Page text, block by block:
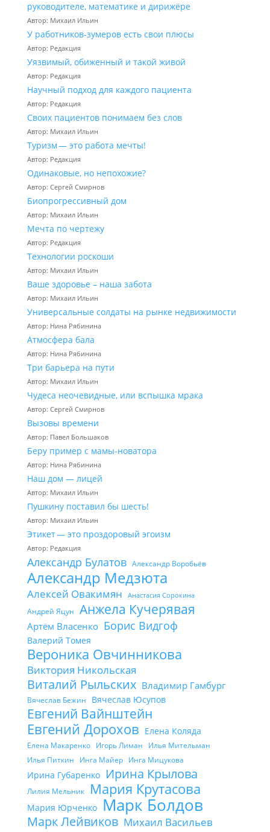
руководителе, математике и дирижёре
Автор: Михаил Ильин
У работников‑зумеров есть свои плюсы
Автор: Редакция
Уязвимый, обиженный и такой живой
Автор: Редакция
Научный подход для каждого пациента
Автор: Редакция
Своих пациентов понимаем без слов
Автор: Михаил Ильин
Туризм — это работа мечты!
Автор: Редакция
Одинаковые, но непохожие?
Автор: Сергей Смирнов
Биопрогрессивный дом
Автор: Михаил Ильин
Мечта по чертежу
Автор: Редакция
Технологии роскоши
Автор: Михаил Ильин
Ваше здоровье – наша забота
Автор: Михаил Ильин
Универсальные солдаты на рынке недвижимости
Автор: Нина Рябинина
Атмосфера бала
Автор: Нина Рябинина
Три барьера на пути
Автор: Михаил Ильин
Чудеса неочевидные, или вспышка мрака
Автор: Сергей Смирнов
Вызовы времени
Автор: Павел Большаков
Беру пример с мамы-новатора
Автор: Нина Рябинина
Наш дом — лицей
Автор: Михаил Ильин
Пушкину поставил бы шесть!
Автор: Михаил Ильин
Этикет — это проздоровый эгоизм
Автор: Редакция
Александр Булатов Александр Воробьёв
Александр Медзюта
Алексей Овакимян Анастасия Сорокина
Андрей Яцун Анжела Кучерявая
Артём Власенко Борис Видгоф
Валерий Томея
Вероника Овчинникова
Виктория Никольская
Виталий Рыльских Владимир Гамбург
Вячеслав Бежин Вячеслав Юсупов
Евгений Вайнштейн
Евгений Дорохов Елена Коляда
Елена Макаренко Игорь Лиман
Илья Мительман
Илья Питкин
Инга Майер Инга Мицукова
Ирина Губаренко Ирина Крылова
Лилия Мельник Мария Крутасова
Мария Юрченко Марк Болдов
Марк Лейвиков Михаил Васильев